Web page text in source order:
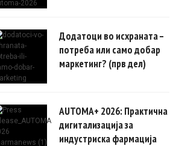
Додатоци во исхраната –
потреба или само добар
маркетинг? (прв дел)
AUTOMA+ 2026: Практична
дигитализација за
индустриска фармација